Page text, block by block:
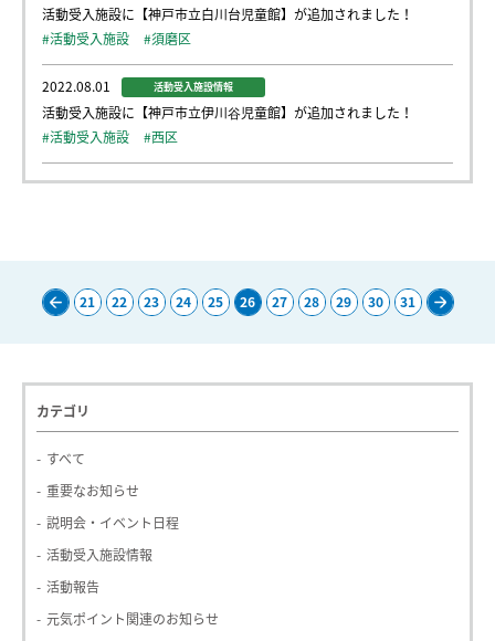
活動受入施設に【神戸市立白川台児童館】が追加されました！
#活動受入施設
#須磨区
2022.08.01 活動受入施設情報
活動受入施設に【神戸市立伊川谷児童館】が追加されました！
#活動受入施設
#西区
21 22 23 24 25 26 27 28 29 30
31
カテゴリ
すべて
重要なお知らせ
説明会・イベント日程
活動受入施設情報
活動報告
元気ポイント関連のお知らせ